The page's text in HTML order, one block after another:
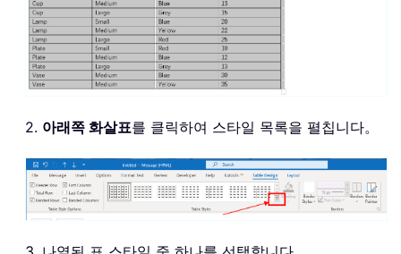
2. 아래쪽 화살표를 클릭하여 스타일 목록을 펼칩니다。